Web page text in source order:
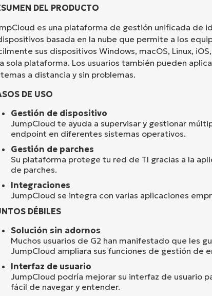
DEL PRODUCTO
es una plataforma de gestión unificada de
basada en la nube que permite a los
sus dispositivos Windows, macOS, Linux,
sola plataforma. Los usuarios también pueden
a distancia y sin problemas.
DE USO
Gestión de dispositivo
JumpCloud te ayuda a supervisar y gestionar
endpoint en diferentes sistemas operativos.
Gestión de parches
Su plataforma protege tu red de TI gracias a la
de parches.
Integraciones
JumpCloud se integra con varias aplicaciones
DÉBILES
Solución sin adornos
Muchos usuarios de G2 han manifestado que les
JumpCloud ampliara sus funciones de gestión de
Interfaz de usuario
JumpCloud podría mejorar su interfaz de usuario
fácil de navegar y entender.